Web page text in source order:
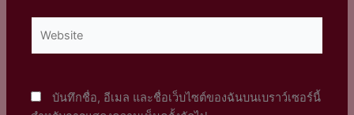
บันทึกชื่อ, อีเมล และชื่อเว็บไซต์ของฉันบนเบราว์เซอร์นี้